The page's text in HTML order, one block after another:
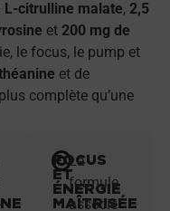
L-citrulline malate, 2,5
et 200 mg de
le focus, le pump et
et de
complète qu’une
FOCUS
ET
ÉNERGIE
MAÎTRISÉE
La
formule
associe